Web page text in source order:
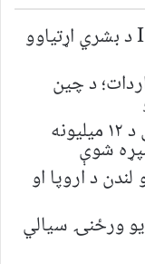
افغانستان کې اقلیمي بدلون؛ IOM د بشري اړتیاوو
د چین
د چغه او آقتاش پلونه؛ په کندز کې د ۱۲ میلیونه
د اروپا او
یو ورځنۍ سیالي